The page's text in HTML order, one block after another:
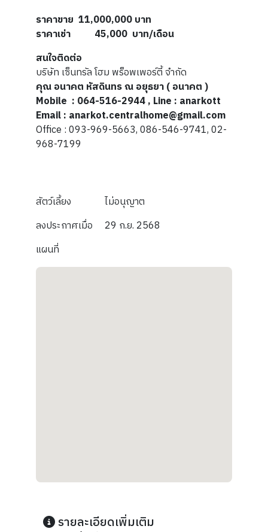
ราคาขาย 11,000,000 บาท
ราคาเช่า 45,000 บาท/เดือน
สนใจติดต่อ
บริษัท เซ็นทรัล โฮม พร็อพเพอร์ตี้ จำกัด
คุณ อนาคต หัสดินทร ณ อยุธยา ( อนาคต )
Mobile : 064-516-2944 , Line : anarkott
Email : anarkot.centralhome@gmail.com
Office : 093-969-5663, 086-546-9741, 02-
968-7199
สัตว์เลี้ยง
ไม่อนุญาต
ลงประกาศเมื่อ
29 ก.ย. 2568
แผนที่
รายละเอียดเพิ่มเติม